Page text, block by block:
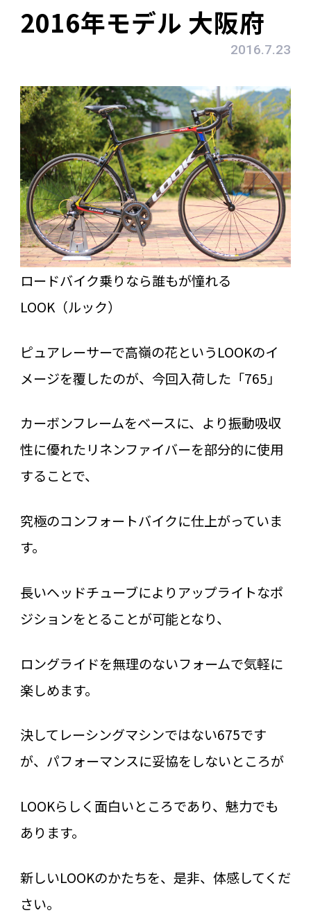
2016年モデル 大阪府
2016.7.23
ロードバイク乗りなら誰もが憧れる
LOOK（ルック）
ピュアレーサーで高嶺の花というLOOKのイ
メージを覆したのが、今回入荷した「765」
カーボンフレームをベースに、より振動吸収
性に優れたリネンファイバーを部分的に使用
することで、
究極のコンフォートバイクに仕上がっていま
す。
長いヘッドチューブによりアップライトなポ
ジションをとることが可能となり、
ロングライドを無理のないフォームで気軽に
楽しめます。
決してレーシングマシンではない675です
が、パフォーマンスに妥協をしないところが
LOOKらしく面白いところであり、魅力でも
あります。
新しいLOOKのかたちを、是非、体感してくだ
さい。